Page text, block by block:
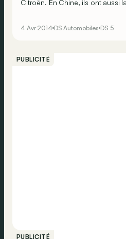
Citroën. En Chine, ils ont aussi
4 Avr 2014 DS Automobiles DS 5
PUBLICITÉ
PUBLICITÉ